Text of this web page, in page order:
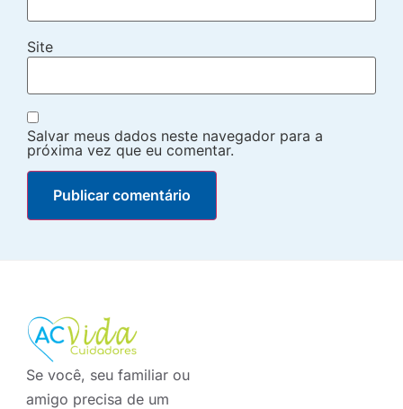
Site
Salvar meus dados neste navegador para a
próxima vez que eu comentar.
Se você, seu familiar ou
amigo precisa de um